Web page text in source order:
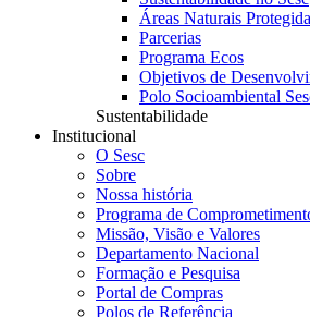
Áreas Naturais
Parcerias
Programa Ecos
Objetivos de
Polo Socioambiental
Sustentabilidade
Institucional
O Sesc
Sobre
Nossa história
Programa de
Missão, Visão e Valores
Departamento Nacional
Formação e Pesquisa
Portal de Compras
Polos de Referência